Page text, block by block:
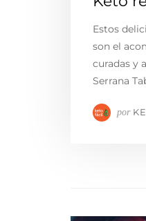
Estos
son el
curadas y
Serrana
por